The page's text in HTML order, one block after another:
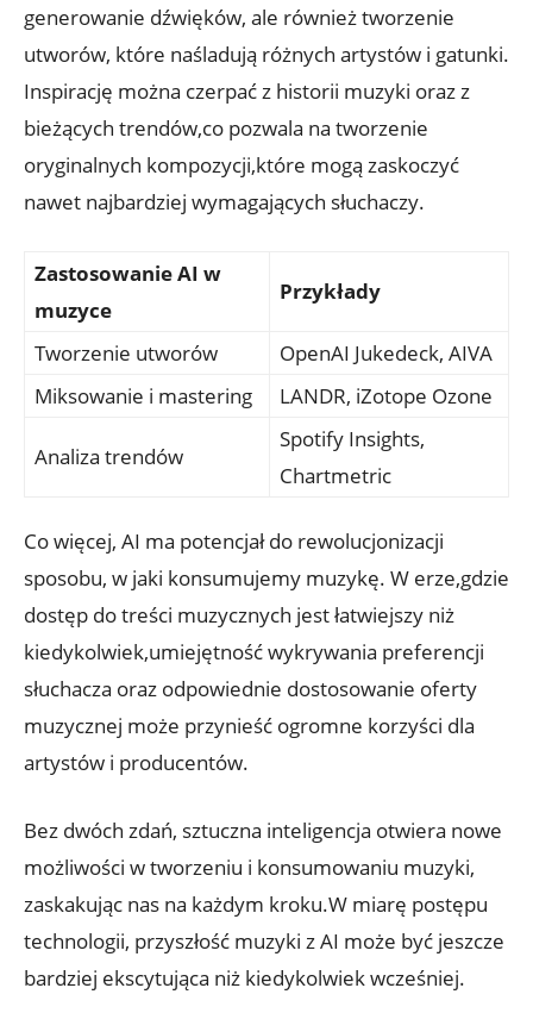
generowanie dźwięków, ale również tworzenie
utworów, które naśladują różnych artystów i gatunki.
Inspirację można czerpać z historii muzyki oraz z
bieżących trendów,co pozwala na tworzenie
oryginalnych kompozycji,które mogą zaskoczyć
nawet najbardziej wymagających słuchaczy.
Zastosowanie AI w
muzyce
Przykłady
Tworzenie utworów
OpenAI Jukedeck, AIVA
Miksowanie i mastering
LANDR, iZotope Ozone
Analiza trendów
Spotify Insights,
Chartmetric
Co więcej, AI ma potencjał do rewolucjonizacji
sposobu, w jaki konsumujemy muzykę. W erze,gdzie
dostęp do treści muzycznych jest łatwiejszy niż
kiedykolwiek,umiejętność wykrywania preferencji
słuchacza oraz odpowiednie dostosowanie oferty
muzycznej może przynieść ogromne korzyści dla
artystów i producentów.
Bez dwóch zdań, sztuczna inteligencja otwiera nowe
możliwości w tworzeniu i konsumowaniu muzyki,
zaskakując nas na każdym kroku.W miarę postępu
technologii, przyszłość muzyki z AI może być jeszcze
bardziej ekscytująca niż kiedykolwiek wcześniej.